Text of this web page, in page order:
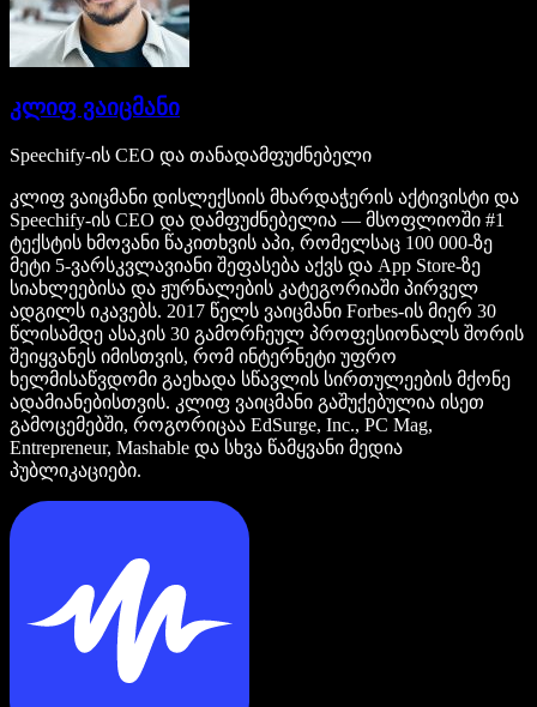
კლიფ ვაიცმანი
Speechify-ის CEO და თანადამფუძნებელი
კლიფ ვაიცმანი დისლექსიის მხარდაჭერის აქტივისტი და
Speechify-ის CEO და დამფუძნებელია — მსოფლიოში #1
ტექსტის ხმოვანი წაკითხვის აპი, რომელსაც 100 000-ზე
მეტი 5-ვარსკვლავიანი შეფასება აქვს და App Store-ზე
სიახლეებისა და ჟურნალების კატეგორიაში პირველ
ადგილს იკავებს. 2017 წელს ვაიცმანი Forbes-ის მიერ 30
წლისამდე ასაკის 30 გამორჩეულ პროფესიონალს შორის
შეიყვანეს იმისთვის, რომ ინტერნეტი უფრო
ხელმისაწვდომი გაეხადა სწავლის სირთულეების მქონე
ადამიანებისთვის. კლიფ ვაიცმანი გაშუქებულია ისეთ
გამოცემებში, როგორიცაა EdSurge, Inc., PC Mag,
Entrepreneur, Mashable და სხვა წამყვანი მედია
პუბლიკაციები.